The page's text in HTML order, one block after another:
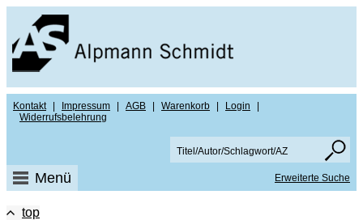
Kontakt Impressum AGB Warenkorb Login
Widerrufsbelehrung
Menü Erweiterte Suche
top